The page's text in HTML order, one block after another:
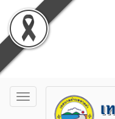
Toggle
navigation